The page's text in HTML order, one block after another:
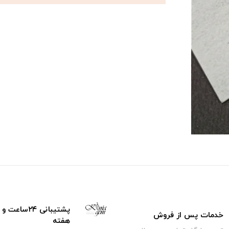
خدمات پس از فروش
هفته